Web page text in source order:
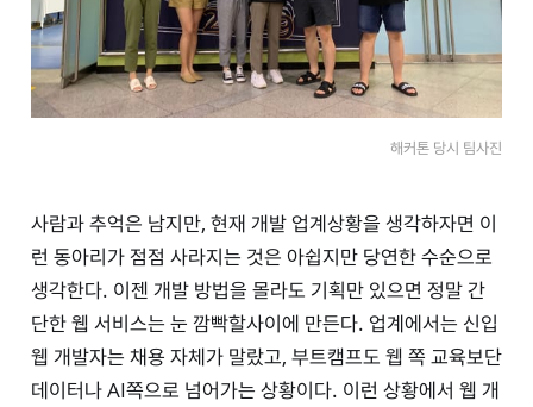
해커톤 당시 팀사진
사람과 추억은 남지만, 현재 개발 업계상황을 생각하자면 이
런 동아리가 점점 사라지는 것은 아쉽지만 당연한 수순으로
생각한다. 이젠 개발 방법을 몰라도 기획만 있으면 정말 간
단한 웹 서비스는 눈 깜빡할사이에 만든다. 업계에서는 신입
웹 개발자는 채용 자체가 말랐고, 부트캠프도 웹 쪽 교육보단
데이터나 AI쪽으로 넘어가는 상황이다. 이런 상황에서 웹 개